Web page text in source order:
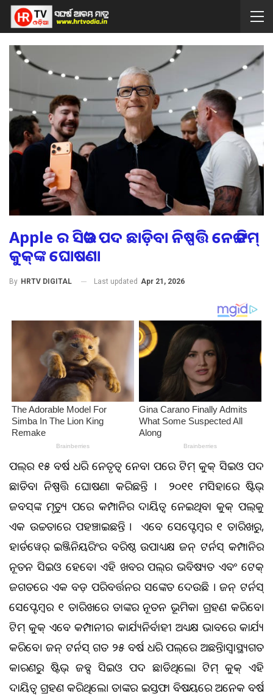
Apple ର ସିଇଓ ପଦ ଛାଡ଼ିବା ନିଷ୍ପତ୍ତି ନେଇ ଟିମ୍
କୁକ୍‌ଙ୍କ ଘୋଷଣା
By HRTV DIGITAL Last updated Apr 21, 2026
ଆପଲ୍‌ର ୧୫ ବର୍ଷ ଧରି ନେତୃତ୍ୱ ନେବା ପରେ ଟିମ୍ କୁକ୍ ସିଇଓ ପଦ
ଛାଡିବା ନିଷ୍ପତ୍ତି ଘୋଷଣା କରିଛନ୍ତି । ୨୦୧୧ ମସିହାରେ ଷ୍ଟିଭ୍
ଜବସ୍‌ଙ୍କ ମୃତ୍ୟୁ ପରେ କମ୍ପାନିର ଦାୟିତ୍ୱ ନେଇଥିବା କୁକ୍ ଆପଲ୍‌କୁ
ଏକ ଉଚ୍ଚତାରେ ପହଞ୍ଚାଇଛନ୍ତି । ଏବେ ସେପ୍ଟେମ୍ବର ୧ ତାରିଖରୁ,
ହାର୍ଡୱେର୍ ଇଞ୍ଜିନିୟରିଂର ବରିଷ୍ଠ ଉପାଧ୍ୟକ୍ଷ ଜନ୍ ଟର୍ନସ୍ କମ୍ପାନିର
ନୂତନ ସିଇଓ ହେବେ। ଏହି ଖବର ଆପଲ୍‌ର ଭବିଷ୍ୟତ ଏବଂ ଟେକ୍
ଜଗତରେ ଏକ ବଡ଼ ପରିବର୍ତ୍ତନର ସଙ୍କେତ ଦେଉଛି । ଜନ୍ ଟର୍ନସ୍
ସେପ୍ଟେମ୍ବର ୧ ତାରିଖରେ ତାଙ୍କର ନୂତନ ଭୂମିକା ଗ୍ରହଣ କରିବେ।
ଟିମ୍ କୁକ୍ ଏବେ କମ୍ପାନୀର କାର୍ଯ୍ୟନିର୍ବାହୀ ଅଧ୍ୟକ୍ଷ ଭାବରେ କାର୍ଯ୍ୟ
କରିବେ। ଜନ୍ ଟର୍ନସ୍ ଗତ ୨୫ ବର୍ଷ ଧରି ଆପଲ୍‌ରେ ଅଛନ୍ତି।ସ୍ୱାସ୍ଥ୍ୟଗତ
କାରଣରୁ ଷ୍ଟିଭ୍ ଜବ୍ସ ସିଇଓ ପଦ ଛାଡିଥିଲେ। ଟିମ୍ କୁକ୍ ଏହି
ଦାୟିତ୍ୱ ଗ୍ରହଣ କରିଥିଲେ। ତାଙ୍କର ଇସ୍ତଫା ବିଷୟରେ ଅନେକ ବର୍ଷ